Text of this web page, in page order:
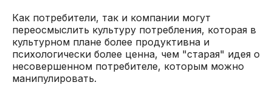
Как потребители, так и компании могут
переосмыслить культуру потребления, которая в
культурном плане более продуктивна и
психологически более ценна, чем "старая" идея о
несовершенном потребителе, которым можно
манипулировать.